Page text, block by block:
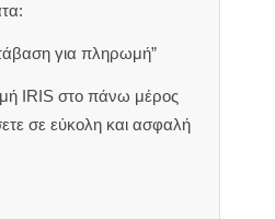
για πληρωμή”
IRIS στο πάνω μέρος
σε εύκολη και ασφαλή